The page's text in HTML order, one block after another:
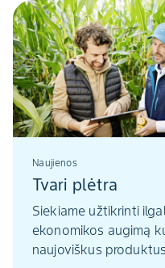
Naujienos
Tvari plėtra
Siekiame užtikrinti
ekonomikos augimą
naujoviškus